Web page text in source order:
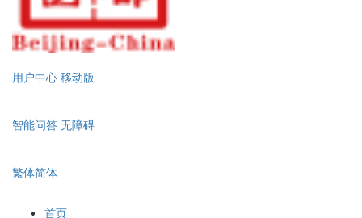
用户中心 移动版
智能问答 无障碍
繁体简体
首页